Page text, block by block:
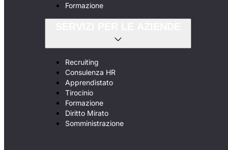
Formazione
Recruiting
Consulenza HR
Apprendistato
Tirocinio
Formazione
Diritto Mirato
Somministrazione